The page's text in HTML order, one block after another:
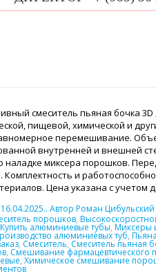
смеситель пьяная бочка
пищевой, химической и
перемешивание.
внутренней и внешней
наладке миксера порошков.
Комплектность и
Цена указана с учетом
16.04.2025.. Автор Роман Цибульский
порошков,
Купить алюминиевые тубы, Миксеры
алюминиевых туб,
, Смеситель, Смеситель пьяная
, Смешивание фармацевтического
, Химическое смешивание